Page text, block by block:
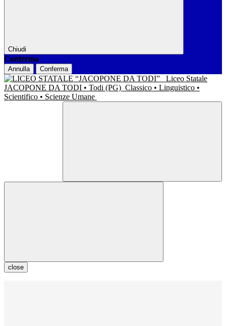
Chiudi
Conferma
Annulla Conferma
Liceo Statale
JACOPONE DA TODI • Todi (PG) Classico • Linguistico •
Scientifico • Scienze Umane
close